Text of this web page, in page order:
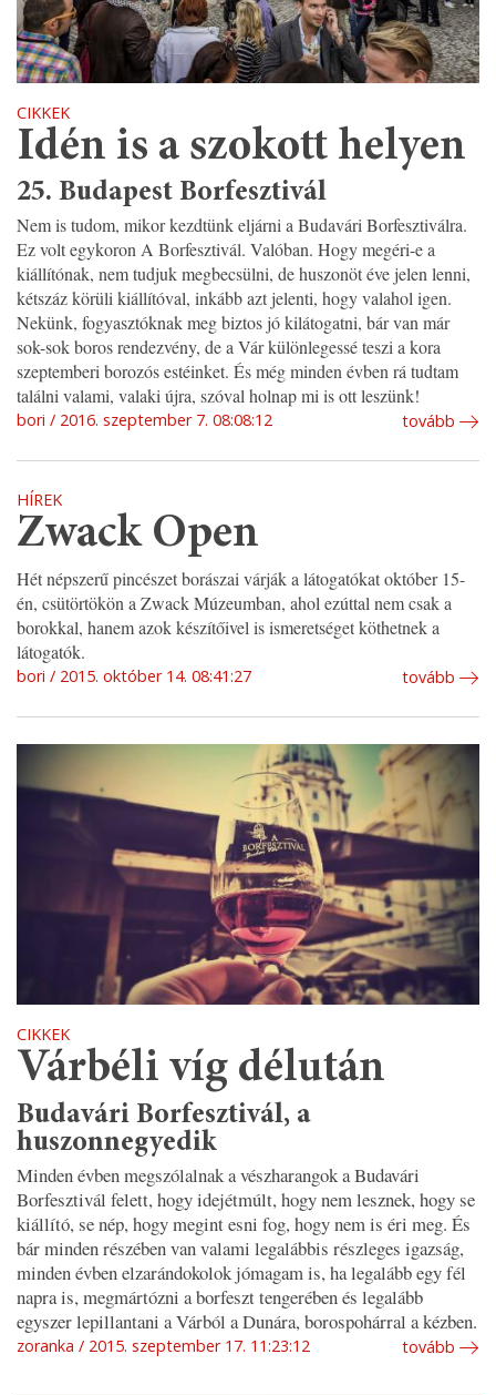
CIKKEK
Idén is a szokott helyen
25. Budapest Borfesztivál
Nem is tudom, mikor kezdtünk eljárni a Budavári Borfesztiválra.
Ez volt egykoron A Borfesztivál. Valóban. Hogy megéri-e a
kiállítónak, nem tudjuk megbecsülni, de huszonöt éve jelen lenni,
kétszáz körüli kiállítóval, inkább azt jelenti, hogy valahol igen.
Nekünk, fogyasztóknak meg biztos jó kilátogatni, bár van már
sok-sok boros rendezvény, de a Vár különlegessé teszi a kora
szeptemberi borozós estéinket. És még minden évben rá tudtam
találni valami, valaki újra, szóval holnap mi is ott leszünk!
bori 2016. szeptember 7. 08:08:12 tovább
HÍREK
Zwack Open
Hét népszerű pincészet borászai várják a látogatókat október 15-
én, csütörtökön a Zwack Múzeumban, ahol ezúttal nem csak a
borokkal, hanem azok készítőivel is ismeretséget köthetnek a
látogatók.
bori 2015. október 14. 08:41:27 tovább
CIKKEK
Várbéli víg délután
Budavári Borfesztivál, a
huszonnegyedik
Minden évben megszólalnak a vészharangok a Budavári
Borfesztivál felett, hogy idejétmúlt, hogy nem lesznek, hogy se
kiállító, se nép, hogy megint esni fog, hogy nem is éri meg. És
bár minden részében van valami legalábbis részleges igazság,
minden évben elzarándokolok jómagam is, ha legalább egy fél
napra is, megmártózni a borfeszt tengerében és legalább
egyszer lepillantani a Várból a Dunára, borospohárral a kézben.
zoranka 2015. szeptember 17. 11:23:12 tovább